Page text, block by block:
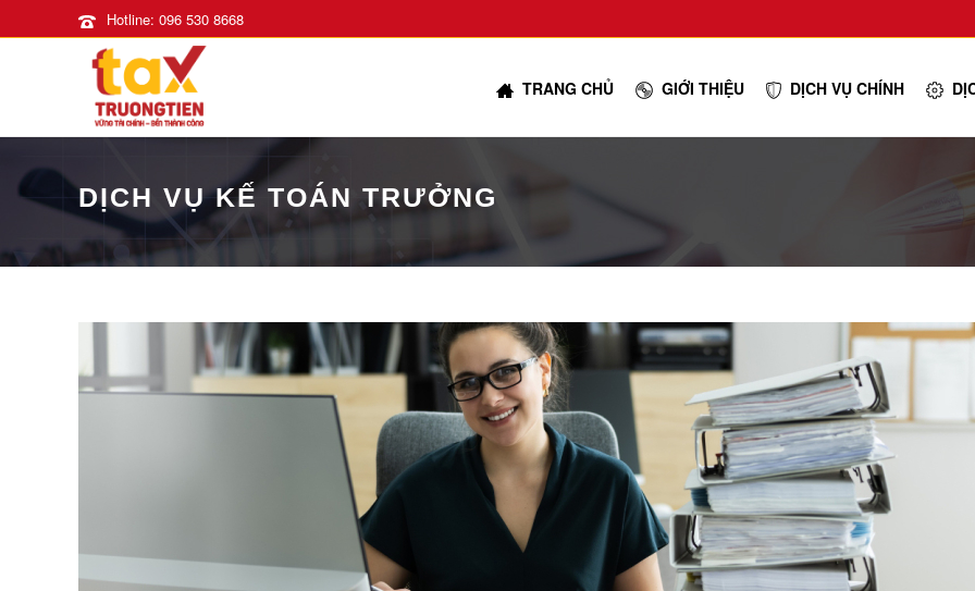
Hotline: 096 530 8668
TRANG CHỦ GIỚI THIỆU DỊCH VỤ CHÍNH
DỊCH VỤ KẾ TOÁN TRƯỞNG